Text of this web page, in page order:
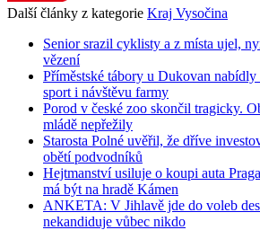
Další články z kategorie Kraj Vysočina
Senior srazil cyklisty a z místa ujel,
vězení
Příměstské tábory u Dukovan nabídly
sport i návštěvu farmy
Porod v české zoo skončil tragicky.
mládě nepřežily
Starosta Polné uvěřil, že dříve
obětí podvodníků
Hejtmanství usiluje o koupi auta
má být na hradě Kámen
ANKETA: V Jihlavě jde do voleb
nekandiduje vůbec nikdo